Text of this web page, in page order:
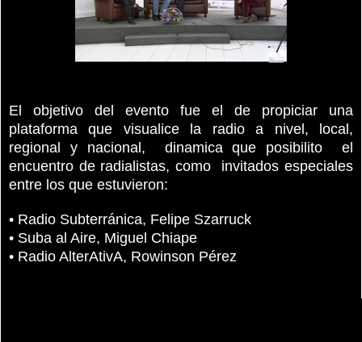
El objetivo del evento fue el de propiciar una
plataforma que visualice la radio a nivel, local,
regional y nacional, dinamica que posibilito el
encuentro de radialistas, como invitados especiales
entre los que estuvieron:
• Radio Subterránica, Felipe Szarruck
• Suba al Aire, Miguel Chiape
• Radio AlterAtivA, Rowinson Pérez